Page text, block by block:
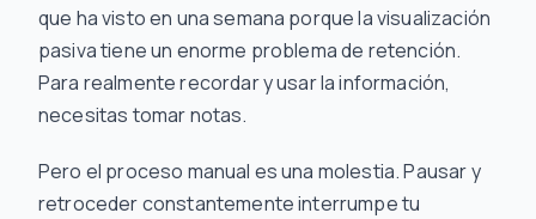
que ha visto en una semana porque la visualización
pasiva tiene un enorme problema de retención.
Para realmente recordar y usar la información,
necesitas tomar notas.
Pero el proceso manual es una molestia. Pausar y
retroceder constantemente interrumpe tu